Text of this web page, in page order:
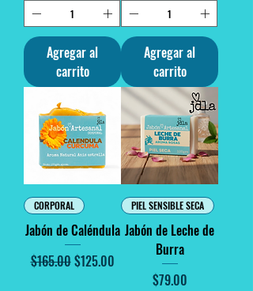
Agregar al
carrito
Agregar al
carrito
CORPORAL
Jabón de Caléndula
Precio
$165.00Precio de oferta
$125.00
PIEL SENSIBLE SECA
Jabón de Leche de
Burra
Precio
$79.00